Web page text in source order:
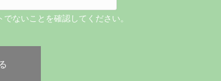
ないことを確認してください。